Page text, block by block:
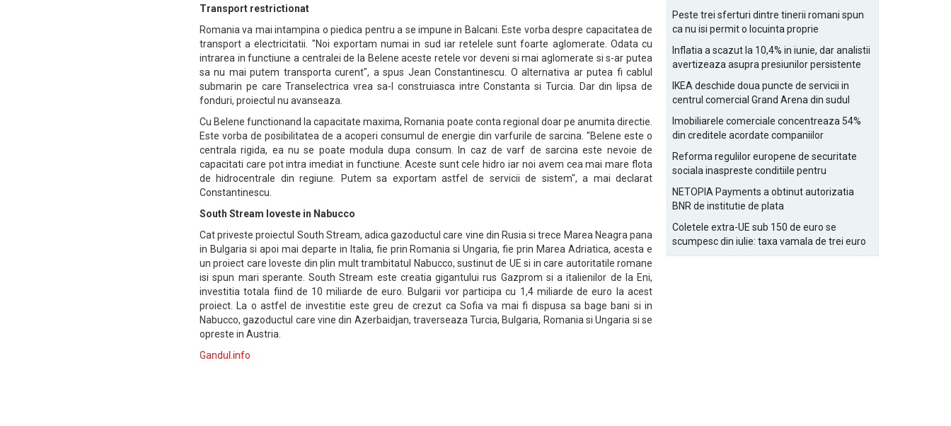
Transport restrictionat
Romania va mai intampina o piedica pentru a se impune in Balcani. Este vorba despre capacitatea de
transport a electricitatii. "Noi exportam numai in sud iar retelele sunt foarte aglomerate. Odata cu
intrarea in functiune a centralei de la Belene aceste retele vor deveni si mai aglomerate si s-ar putea
sa nu mai putem transporta curent", a spus Jean Constantinescu. O alternativa ar putea fi cablul
submarin pe care Transelectrica vrea sa-l construiasca intre Constanta si Turcia. Dar din lipsa de
fonduri, proiectul nu avanseaza.
Cu Belene functionand la capacitate maxima, Romania poate conta regional doar pe anumita directie.
Este vorba de posibilitatea de a acoperi consumul de energie din varfurile de sarcina. "Belene este o
centrala rigida, ea nu se poate modula dupa consum. In caz de varf de sarcina este nevoie de
capacitati care pot intra imediat in functiune. Aceste sunt cele hidro iar noi avem cea mai mare flota
de hidrocentrale din regiune. Putem sa exportam astfel de servicii de sistem", a mai declarat
Constantinescu.
South Stream loveste in Nabucco
Cat priveste proiectul South Stream, adica gazoductul care vine din Rusia si trece Marea Neagra pana
in Bulgaria si apoi mai departe in Italia, fie prin Romania si Ungaria, fie prin Marea Adriatica, acesta e
un proiect care loveste din plin mult trambitatul Nabucco, sustinut de UE si in care autoritatile romane
isi spun mari sperante. South Stream este creatia gigantului rus Gazprom si a italienilor de la Eni,
investitia totala fiind de 10 miliarde de euro. Bulgarii vor participa cu 1,4 miliarde de euro la acest
proiect. La o astfel de investitie este greu de crezut ca Sofia va mai fi dispusa sa bage bani si in
Nabucco, gazoductul care vine din Azerbaidjan, traverseaza Turcia, Bulgaria, Romania si Ungaria si se
opreste in Austria.
Gandul.info
Peste trei sferturi dintre tinerii romani spun
ca nu isi permit o locuinta proprie
Inflatia a scazut la 10,4% in iunie, dar analistii
avertizeaza asupra presiunilor persistente
IKEA deschide doua puncte de servicii in
centrul comercial Grand Arena din sudul
Imobiliarele comerciale concentreaza 54%
din creditele acordate companiilor
Reforma regulilor europene de securitate
sociala inaspreste conditiile pentru
NETOPIA Payments a obtinut autorizatia
BNR de institutie de plata
Coletele extra-UE sub 150 de euro se
scumpesc din iulie: taxa vamala de trei euro
pe articol, adaugata la taxa logistica